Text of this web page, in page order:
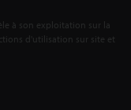
à son exploitation sur la
d'utilisation sur site et